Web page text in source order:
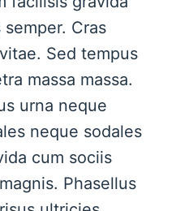
Cras
Sed tempus
massa massa.
urna neque
neque sodales
cum sociis
Phasellus